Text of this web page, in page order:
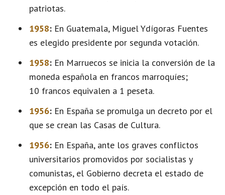
patriotas.
1958: En Guatemala, Miguel Ydígoras Fuentes
es elegido presidente por segunda votación.
1958: En Marruecos se inicia la conversión de la
moneda española en francos marroquíes;
10 francos equivalen a 1 peseta.
1956: En España se promulga un decreto por el
que se crean las Casas de Cultura.
1956: En España, ante los graves conflictos
universitarios promovidos por socialistas y
comunistas, el Gobierno decreta el estado de
excepción en todo el país.